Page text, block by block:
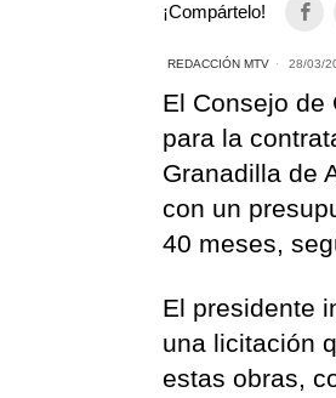
¡Compártelo!
REDACCIÓN MTV 28/03/
El Consejo de
para la
Granadilla de
con un
40 meses,
El presidente
una licitación
estas obras,